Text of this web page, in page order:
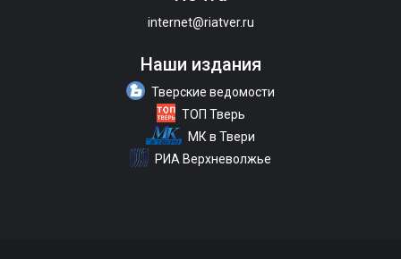
internet@riatver.ru
Наши издания
Тверские ведомости
ТОП Тверь
МК в Твери
РИА Верхневолжье